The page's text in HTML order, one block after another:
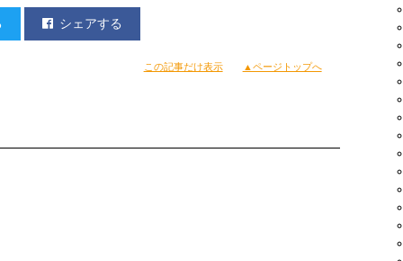
シェアする
この記事だけ表示 ▲ページトップへ